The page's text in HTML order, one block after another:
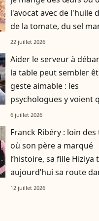
l'avocat avec de l'huile
de la tomate, du sel
smoothie"
22 juillet 2026
Aider le serveur à
la table peut sembler
geste aimable : les
psychologues y voient
chose de bien plus
6 juillet 2026
Franck Ribéry : loin
où son père a marqué
l’histoire, sa fille Hiziya
aujourd’hui sa route
tout autre univers
12 juillet 2026